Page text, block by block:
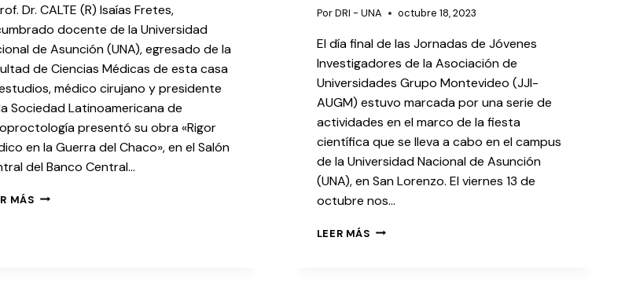
Dr. CALTE (R) Isaías Fretes,
docente de la Universidad
de Asunción (UNA), egresado de la
de Ciencias Médicas de esta casa
médico cirujano y presidente
Sociedad Latinoamericana de
presentó su obra «Rigor
en la Guerra del Chaco», en el Salón
del Banco Central…
MÁS
PorDRI - UNA octubre 18, 2023
El día final de las Jornadas de Jóvenes
Investigadores de la Asociación de
Universidades Grupo Montevideo (JJI-
AUGM) estuvo marcada por una serie de
actividades en el marco de la fiesta
científica que se lleva a cabo en el campus
de la Universidad Nacional de Asunción
(UNA), en San Lorenzo. El viernes 13 de
octubre nos…
LEER MÁS